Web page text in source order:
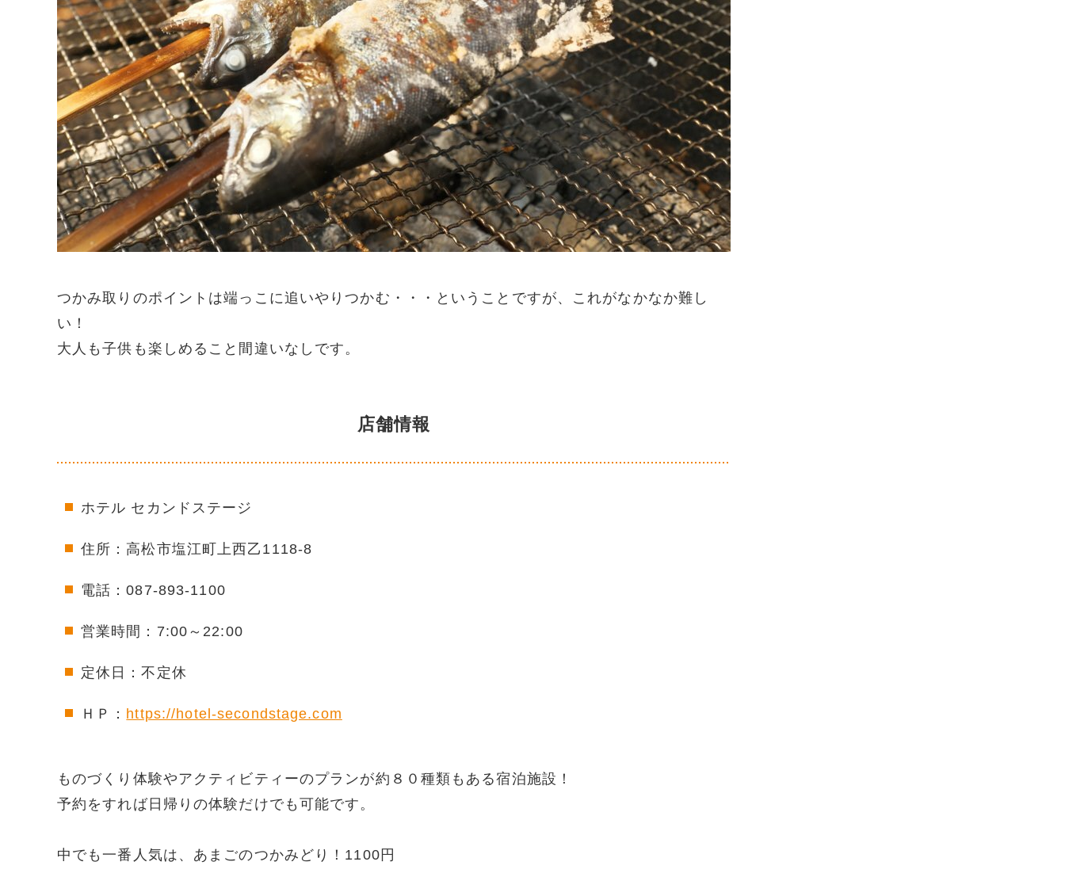
つかみ取りのポイントは端っこに追いやりつかむ・・・ということですが、これがなかなか難し
い！
大人も子供も楽しめること間違いなしです。
店舗情報
ホテル セカンドステージ
住所：高松市塩江町上西乙1118-8
電話：087-893-1100
営業時間：7:00～22:00
定休日：不定休
ＨＰ： https://hotel-secondstage.com
ものづくり体験やアクティビティーのプランが約８０種類もある宿泊施設！
予約をすれば日帰りの体験だけでも可能です。
中でも一番人気は、あまごのつかみどり！1100円